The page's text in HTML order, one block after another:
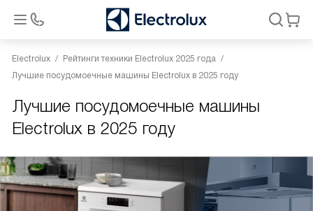
Electrolux
Рейтинги техники Electrolux 2025 года
Лучшие посудомоечные машины Electrolux в 2025 году
Лучшие посудомоечные машины
Electrolux в 2025 году